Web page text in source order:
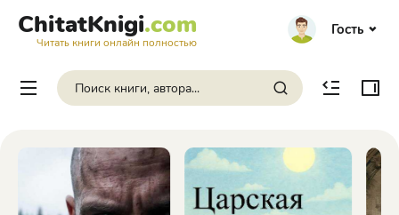
ChitatKnigi.com
Читать книги онлайн полностью
Гость